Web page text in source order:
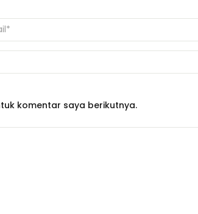
komentar saya berikutnya.